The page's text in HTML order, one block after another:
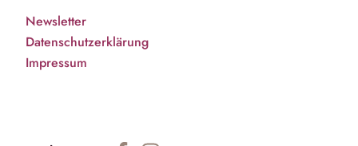
Newsletter
Datenschutzerklärung
Impressum